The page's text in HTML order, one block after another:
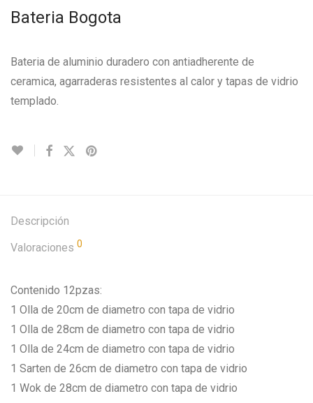
Bateria Bogota
Bateria de aluminio duradero con antiadherente de
ceramica, agarraderas resistentes al calor y tapas de vidrio
templado.
Descripción
Valoraciones 0
Contenido 12pzas:
1 Olla de 20cm de diametro con tapa de vidrio
1 Olla de 28cm de diametro con tapa de vidrio
1 Olla de 24cm de diametro con tapa de vidrio
1 Sarten de 26cm de diametro con tapa de vidrio
1 Wok de 28cm de diametro con tapa de vidrio